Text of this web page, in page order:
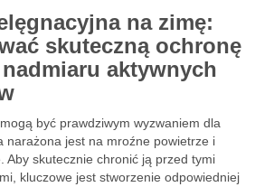
na zimę:
skuteczną ochronę
aktywnych
być prawdziwym wyzwaniem dla
narażona jest na mroźne powietrze i
Aby skutecznie chronić ją przed tymi
kluczowe jest stworzenie odpowiedniej